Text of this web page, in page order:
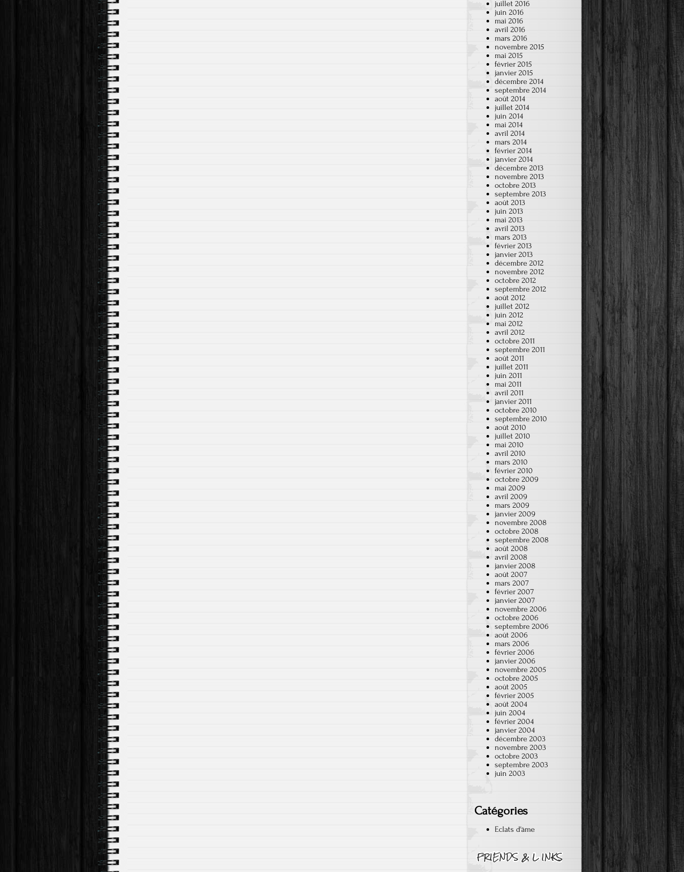
juillet 2016
juin 2016
mai 2016
avril 2016
mars 2016
novembre 2015
mai 2015
février 2015
janvier 2015
décembre 2014
septembre 2014
août 2014
juillet 2014
juin 2014
mai 2014
avril 2014
mars 2014
février 2014
janvier 2014
décembre 2013
novembre 2013
octobre 2013
septembre 2013
août 2013
juin 2013
mai 2013
avril 2013
mars 2013
février 2013
janvier 2013
décembre 2012
novembre 2012
octobre 2012
septembre 2012
août 2012
juillet 2012
juin 2012
mai 2012
avril 2012
octobre 2011
septembre 2011
août 2011
juillet 2011
juin 2011
mai 2011
avril 2011
janvier 2011
octobre 2010
septembre 2010
août 2010
juillet 2010
mai 2010
avril 2010
mars 2010
février 2010
octobre 2009
mai 2009
avril 2009
mars 2009
janvier 2009
novembre 2008
octobre 2008
septembre 2008
août 2008
avril 2008
janvier 2008
août 2007
mars 2007
février 2007
janvier 2007
novembre 2006
octobre 2006
septembre 2006
août 2006
mars 2006
février 2006
janvier 2006
novembre 2005
octobre 2005
août 2005
février 2005
août 2004
juin 2004
février 2004
janvier 2004
décembre 2003
novembre 2003
octobre 2003
septembre 2003
juin 2003
Catégories
Eclats d'âme